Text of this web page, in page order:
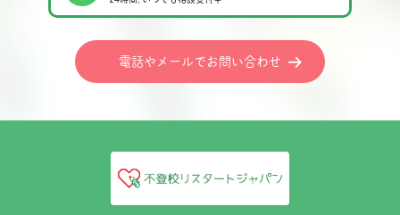
電話やメールでお問い合わせ